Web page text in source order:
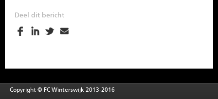
Deel dit bericht
Copyright © FC Winterswijk 2013-2016